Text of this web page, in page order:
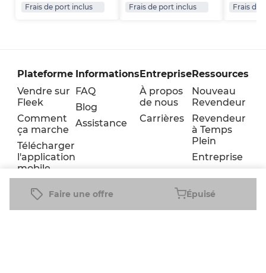
Faire une offre Épuisé
Frais de port inclus
Frais de port inclus
Frais de
Plateforme
Vendre sur
Fleek
Comment
ça marche
Télécharger
l'application
mobile
Informations
FAQ
Blog
Assistance
Entreprise
À propos
de nous
Carrières
Ressources
Nouveau
Revendeur
Revendeur
à Temps
Plein
Entreprise